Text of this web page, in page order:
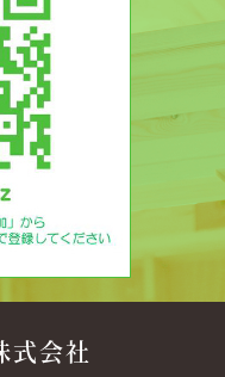
式会社